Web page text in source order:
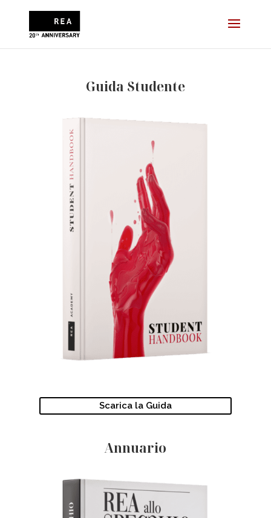
Guida Studente
Scarica la Guida
Annuario